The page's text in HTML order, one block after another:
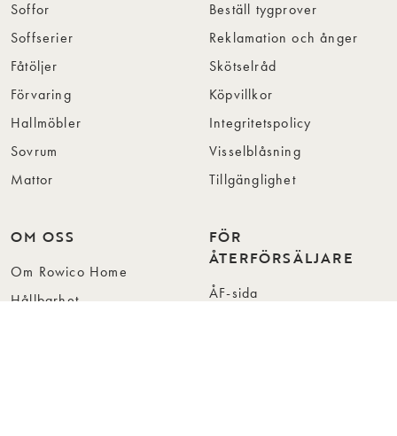
Soffor
Soffserier
Fåtöljer
Förvaring
Hallmöbler
Sovrum
Mattor
Beställ tygprover
Reklamation och ånger
Skötselråd
Köpvillkor
Integritetspolicy
Visselblåsning
Tillgänglighet
OM OSS
Om Rowico Home
Hållbarhet
FÖR
ÅTERFÖRSÄLJARE
ÅF-sida